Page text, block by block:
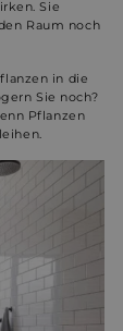
Sie
Raum noch
in die
Sie noch?
Pflanzen